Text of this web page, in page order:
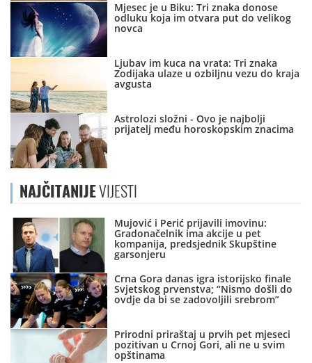
Mjesec je u Biku: Tri znaka donose
odluku koja im otvara put do velikog
novca
Ljubav im kuca na vrata: Tri znaka
Zodijaka ulaze u ozbiljnu vezu do kraja
avgusta
Astrolozi složni - Ovo je najbolji
prijatelj među horoskopskim znacima
NAJČITANIJEVIJESTI
Mujović i Perić prijavili imovinu:
Gradonačelnik ima akcije u pet
kompanija, predsjednik Skupštine
garsonjeru
Crna Gora danas igra istorijsko finale
Svjetskog prvenstva; “Nismo došli do
ovdje da bi se zadovoljili srebrom”
Prirodni priraštaj u prvih pet mjeseci
pozitivan u Crnoj Gori, ali ne u svim
opštinama